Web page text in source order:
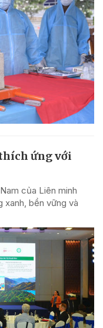
ứng với
của Liên minh
xanh, bền vững và